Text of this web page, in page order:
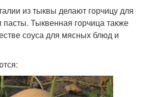
из тыквы делают горчицу для
пасты. Тыквенная горчица также
соуса для мясных блюд и